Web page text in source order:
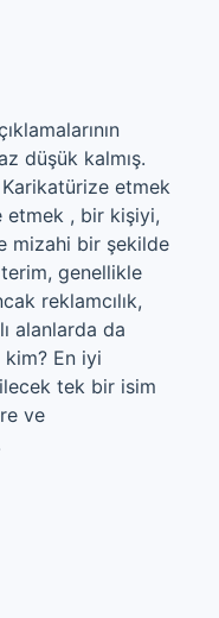
düşük kalmış.
Karikatürize etmek
etmek , bir kişiyi,
mizahi bir şekilde
genellikle
reklamcılık,
alanlarda da
En iyi
tek bir isim
ve